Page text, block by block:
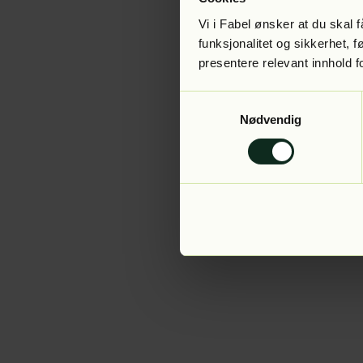
Vi i Fabel ønsker at du skal
funksjonalitet og sikkerhet,
presentere relevant innhold
Nødvendig
Application